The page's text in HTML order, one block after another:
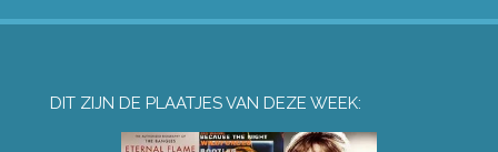
DIT ZIJN DE PLAATJES VAN DEZE WEEK: